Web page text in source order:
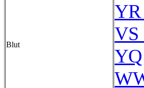
Blut
YR
VS